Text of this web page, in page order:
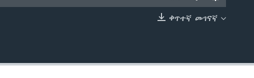
ቀጥተኛ መገናኛ